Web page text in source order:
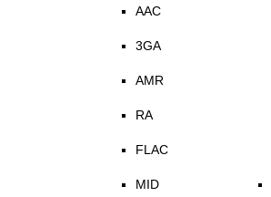
AAC
3GA
AMR
RA
FLAC
MID